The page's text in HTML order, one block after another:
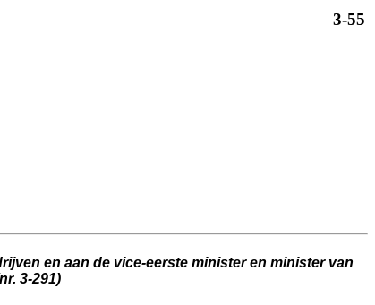
3-55
en aan de vice-eerste minister en minister van
3-291)